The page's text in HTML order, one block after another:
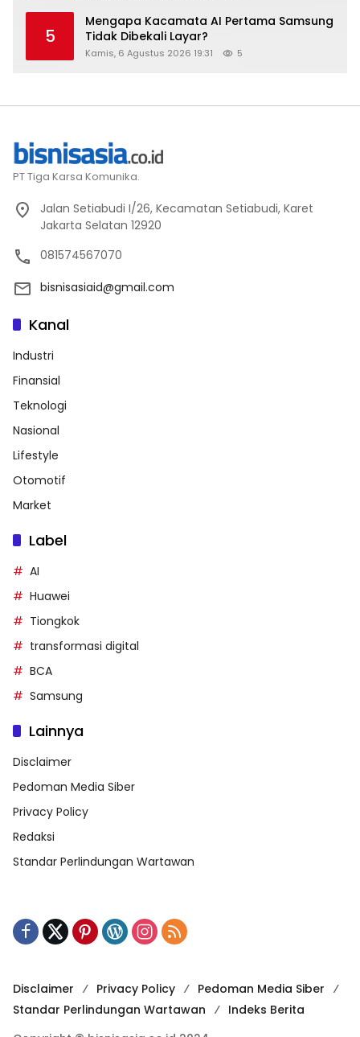
5
Mengapa Kacamata AI Pertama Samsung
Tidak Dibekali Layar?
Kamis, 6 Agustus 2026 19:31 5
PT Tiga Karsa Komunika.
Jalan Setiabudi I/26, Kecamatan Setiabudi, Karet
Jakarta Selatan 12920
081574567070
bisnisasiaid@gmail.com
Kanal
Industri
Finansial
Teknologi
Nasional
Lifestyle
Otomotif
Market
Label
AI
Huawei
Tiongkok
transformasi digital
BCA
Samsung
Lainnya
Disclaimer
Pedoman Media Siber
Privacy Policy
Redaksi
Standar Perlindungan Wartawan
Disclaimer Privacy Policy
Pedoman Media Siber
Standar Perlindungan Wartawan
Indeks Berita